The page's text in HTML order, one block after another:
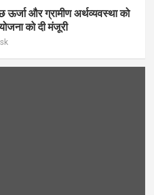
और ग्रामीण अर्थव्यवस्था को
को दी मंजूरी